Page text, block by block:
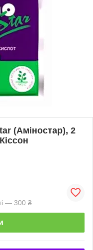
(Аміностар), 2
— 300 ₴